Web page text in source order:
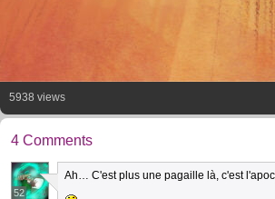
5938 views
4 Comments
52
Ah… C'est plus une pagaille là, c'est